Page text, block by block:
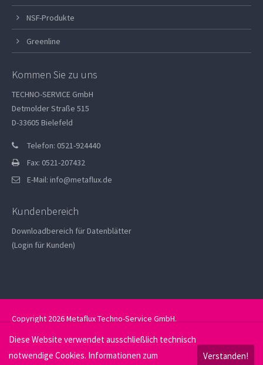
NSF-Produkte
Greenline
Kommen Sie zu uns
TECHNO-SERVICE GmbH
Detmolder Straße 515
D-33605 Bielefeld
Telefon: 0521-924440
Fax: 0521-207432
E-Mail: info@metaflux.de
Kundenbereich
Downloadbereich für Datenblätter
(Login für Kunden)
Copyright 2026 Metaflux Techno-Service GmbH.
Datenschutz
Impressum
Diese Website verwendet ausschließlich technisch
notwendige Cookies. Informationen zum
Verstanden!